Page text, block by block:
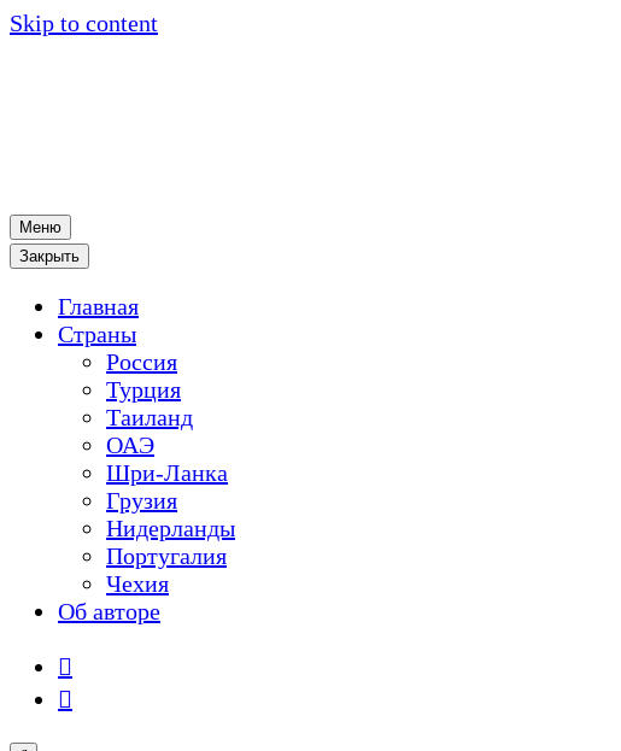
Skip to content
Меню
Закрыть
Главная
Страны
Россия
Турция
Таиланд
ОАЭ
Шри-Ланка
Грузия
Нидерланды
Португалия
Чехия
Об авторе